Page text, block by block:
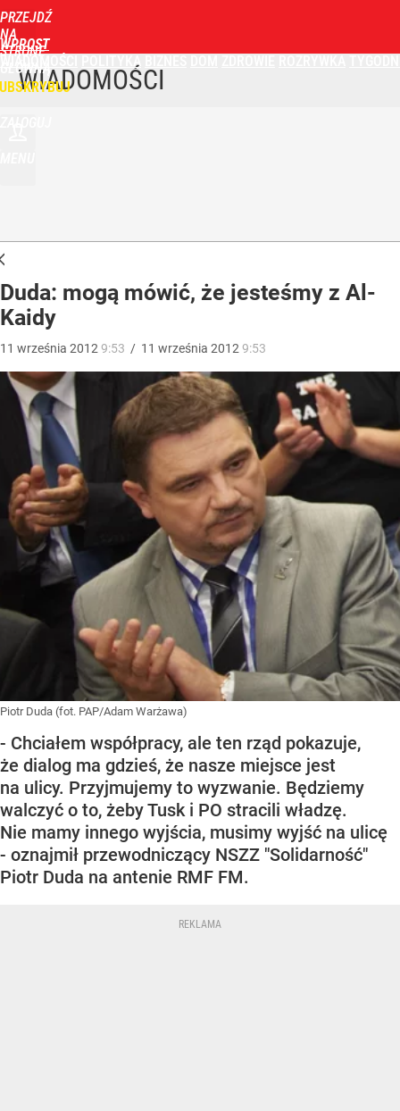
PRZEJDŹ
NA
STRONĘ
GŁÓWNĄ
WPROST
POLITYKA
WIADOMOŚCI
Duda: mogą mówić, że jesteśmy z Al-
Kaidy
11 września 2012 9:53 / 11 września 2012 9:53
Piotr Duda (fot. PAP/Adam Warżawa)
- Chciałem współpracy, ale ten rząd pokazuje,
że dialog ma gdzieś, że nasze miejsce jest
na ulicy. Przyjmujemy to wyzwanie. Będziemy
walczyć o to, żeby Tusk i PO stracili władzę.
Nie mamy innego wyjścia, musimy wyjść na ulicę
- oznajmił przewodniczący NSZZ "Solidarność"
Piotr Duda na antenie RMF FM.